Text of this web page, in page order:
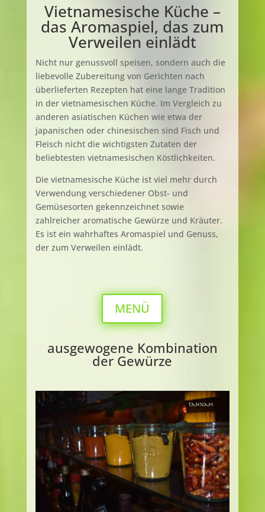
Vietnamesische Küche –
das Aromaspiel, das zum
Verweilen einlädt
Nicht nur genussvoll speisen, sondern auch die
liebevolle Zubereitung von Gerichten nach
überlieferten Rezepten hat eine lange Tradition
in der vietnamesischen Küche. Im Vergleich zu
anderen asiatischen Küchen wie etwa der
japanischen oder chinesischen sind Fisch und
Fleisch nicht die wichtigsten Zutaten der
beliebtesten vietnamesischen Köstlichkeiten.
Die vietnamesische Küche ist viel mehr durch
Verwendung verschiedener Obst- und
Gemüsesorten gekennzeichnet sowie
zahlreicher aromatische Gewürze und Kräuter.
Es ist ein wahrhaftes Aromaspiel und Genuss,
der zum Verweilen einlädt.
MENÜ
ausgewogene Kombination
der Gewürze